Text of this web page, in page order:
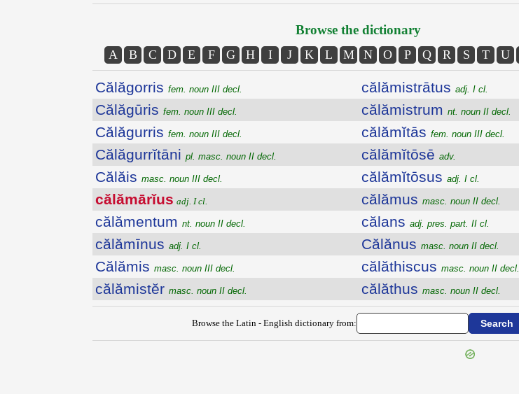
Browse the dictionary
A B C D E F G H I J K L M N O P Q R S T U
Călăgorris fem. noun III decl.
Călăgūris fem. noun III decl.
Călăgurris fem. noun III decl.
Călăgurrĭtāni pl. masc. noun II decl.
Călăis masc. noun III decl.
călămārĭus adj. I cl.
călămentum nt. noun II decl.
călămīnus adj. I cl.
Călămis masc. noun III decl.
călămistĕr masc. noun II decl.
călămistrātus adj. I cl.
călămistrum nt. noun II decl.
călămĭtās fem. noun III decl.
călămĭtōsē adv.
călămĭtōsus adj. I cl.
călămus masc. noun II decl.
călans adj. pres. part. II cl.
Călănus masc. noun II decl.
călăthiscus masc. noun II decl.
călăthus masc. noun II decl.
Browse the Latin - English dictionary from: